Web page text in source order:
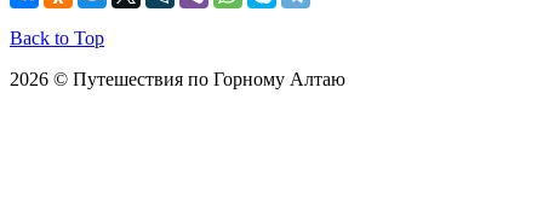
Back to Top
2026 © Путешествия по Горному Алтаю